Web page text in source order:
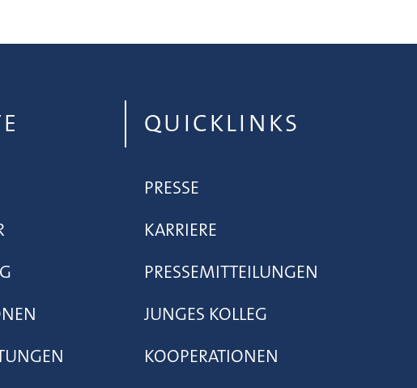
QUICKLINKS
PRESSE
KARRIERE
PRESSEMITTEILUNGEN
JUNGES KOLLEG
KOOPERATIONEN